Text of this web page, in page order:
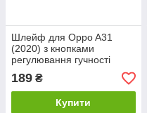
Шлейф для Oppo A31
(2020) з кнопками
регулювання гучності
189 ₴
Купити